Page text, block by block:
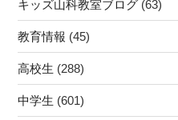
ラ
ミ
ン
グ・
ロ
ボ
キッズ山科教室ブログ (63)
教育情報 (45)
高校生 (288)
中学生 (601)